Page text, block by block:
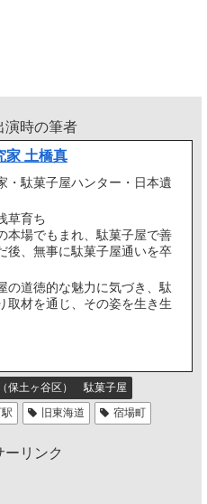
演時の筆者
家 土橋真
・駄菓子屋ハンター・日本遺
草育ち
本場でもまれ、駄菓子屋で善
後、無事に駄菓子屋通いを卒
の道徳的な魅力に気づき、駄
取材を通じ、その姿を生き生
保土ヶ谷区） 駄菓子屋
旧東海道 宿場町
ーリンク